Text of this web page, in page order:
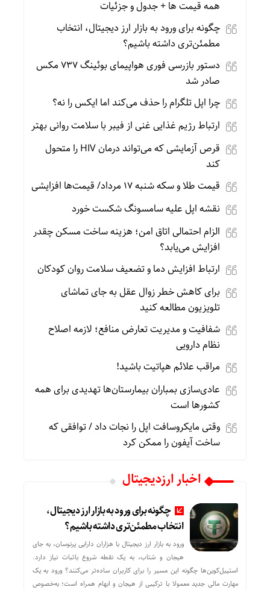
همه قیمت ها + جدول و جزئیات
چگونه برای ورود به بازار ارز دیجیتال، انتخاب
مطمئن‌تری داشته باشیم؟
دستور بازرسی فوری هواپیمای بوئینگ ۷۳۷ مکس
صادر شد
چرا اپل تلگرام را حذف می‌کند اما ایکس را نه؟
ارتباط رژیم غذایی غنی از فیبر با سلامت روانی بهتر
قرص آزمایشی که می‌تواند درمان HIV را متحول
کند
قیمت طلا و سکه شنبه 17 مرداد/ قیمت‌ها افزایشی
نقشه اپل علیه سامسونگ شکست خورد
الزام احتمالی اتاق امن؛ هزینه ساخت مسکن چقدر
افزایش می‌یابد؟
ارتباط افزایش دما و تضعیف سلامت روان کودکان
برای کاهش خطر زوال عقل به جای تماشای
تلویزیون مطالعه کنید
شفافیت و مدیریت تعارض منافع؛ لازمه اصلاح
نظام دارویی
مراقب علائم هپاتیت باشید!
عادی‌سازی بمباران بیمارستان‌ها تهدیدی برای همه
کشورها است
وقتی مایکروسافت اپل را نجات داد / توافقی که
ساخت آیفون را ممکن کرد
اخبار ارزدیجیتال
چگونه برای ورود به بازار ارز دیجیتال،
انتخاب مطمئن‌تری داشته باشیم؟
ورود به بازار ارز دیجیتال با هزاران دارایی پرنوسان، به جای
هیجان و شتاب، به یک نقطه شروع باثبات نیاز دارد.
استیبل‌کوین‌ها چگونه این مسیر را برای کاربران ساده‌تر می‌کنند؟ ورود به یک
مهارت مالی جدید معمولا با ترکیبی از هیجان و ابهام همراه است؛ به‌خصوص